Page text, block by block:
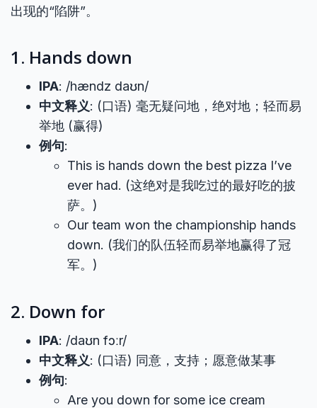
出现的“陷阱”。
1. Hands down
IPA: /hændz daʊn/
中文释义: (口语) 毫无疑问地，绝对地；轻而易
举地 (赢得)
例句:
This is hands down the best pizza I’ve
ever had. (这绝对是我吃过的最好吃的披
萨。)
Our team won the championship hands
down. (我们的队伍轻而易举地赢得了冠
军。)
2. Down for
IPA: /daʊn fɔːr/
中文释义: (口语) 同意，支持；愿意做某事
例句:
Are you down for some ice cream